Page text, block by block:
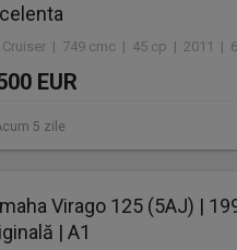
Cruiser | 749 cmc | 45 cp | 2011 |
EUR
5 zile
Virago 125 (5AJ) |
| A1